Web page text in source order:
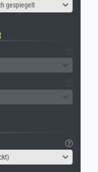
gespiegelt